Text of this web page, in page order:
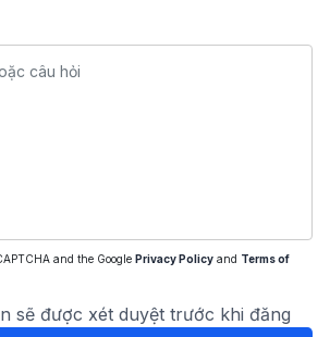
and the Google Privacy Policy and Terms of
sẽ được xét duyệt trước khi đăng